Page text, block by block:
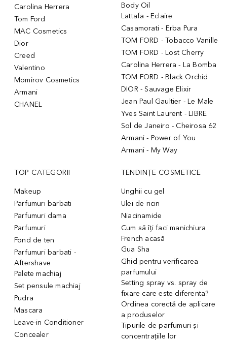
Carolina Herrera
Tom Ford
MAC Cosmetics
Dior
Creed
Valentino
Momirov Cosmetics
Armani
CHANEL
Body Oil
Lattafa - Eclaire
Casamorati - Erba Pura
TOM FORD - Tobacco Vanille
TOM FORD - Lost Cherry
Carolina Herrera - La Bomba
TOM FORD - Black Orchid
DIOR - Sauvage Elixir
Jean Paul Gaultier - Le Male
Yves Saint Laurent - LIBRE
Sol de Janeiro - Cheirosa 62
Armani - Power of You
Armani - My Way
TOP CATEGORII
Makeup
Parfumuri barbati
Parfumuri dama
Parfumuri
Fond de ten
Parfumuri barbati -
Aftershave
Palete machiaj
Set pensule machiaj
Pudra
Mascara
Leave-in Conditioner
Concealer
TENDINȚE COSMETICE
Unghii cu gel
Ulei de ricin
Niacinamide
Cum să îți faci manichiura
French acasă
Gua Sha
Ghid pentru verificarea
parfumului
Setting spray vs. spray de
fixare care este diferenta?
Ordinea corectă de aplicare
a produselor
Tipurile de parfumuri și
concentrațiile lor